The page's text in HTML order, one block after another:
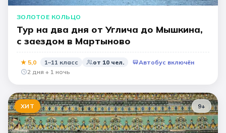
ЗОЛОТОЕ КОЛЬЦО
Тур на два дня от Углича до Мышкина,
с заездом в Мартыново
★ 5,0 1–11 класс от 10 чел.
Автобус включён
2 дня + 1 ночь
ХИТ 9+